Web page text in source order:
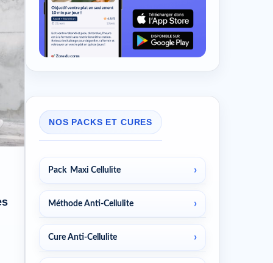
NOS PACKS ET CURES
Pack Maxi Cellulite
Méthode Anti-Cellulite
Cure Anti-Cellulite